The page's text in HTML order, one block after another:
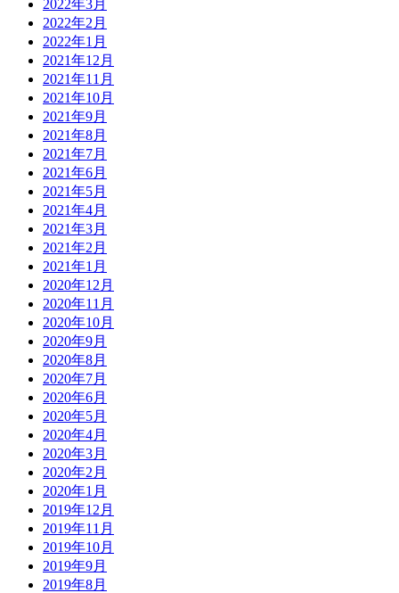
2022年3月
2022年2月
2022年1月
2021年12月
2021年11月
2021年10月
2021年9月
2021年8月
2021年7月
2021年6月
2021年5月
2021年4月
2021年3月
2021年2月
2021年1月
2020年12月
2020年11月
2020年10月
2020年9月
2020年8月
2020年7月
2020年6月
2020年5月
2020年4月
2020年3月
2020年2月
2020年1月
2019年12月
2019年11月
2019年10月
2019年9月
2019年8月